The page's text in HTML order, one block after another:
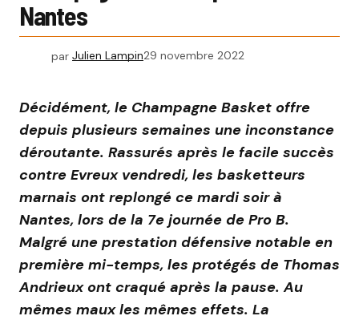
Nantes
par Julien Lampin29 novembre 2022
Décidément, le Champagne Basket offre
depuis plusieurs semaines une inconstance
déroutante. Rassurés après le facile succès
contre Evreux vendredi, les basketteurs
marnais ont replongé ce mardi soir à
Nantes, lors de la 7e journée de Pro B.
Malgré une prestation défensive notable en
première mi-temps, les protégés de Thomas
Andrieux ont craqué après la pause. Au
mêmes maux les mêmes effets. La